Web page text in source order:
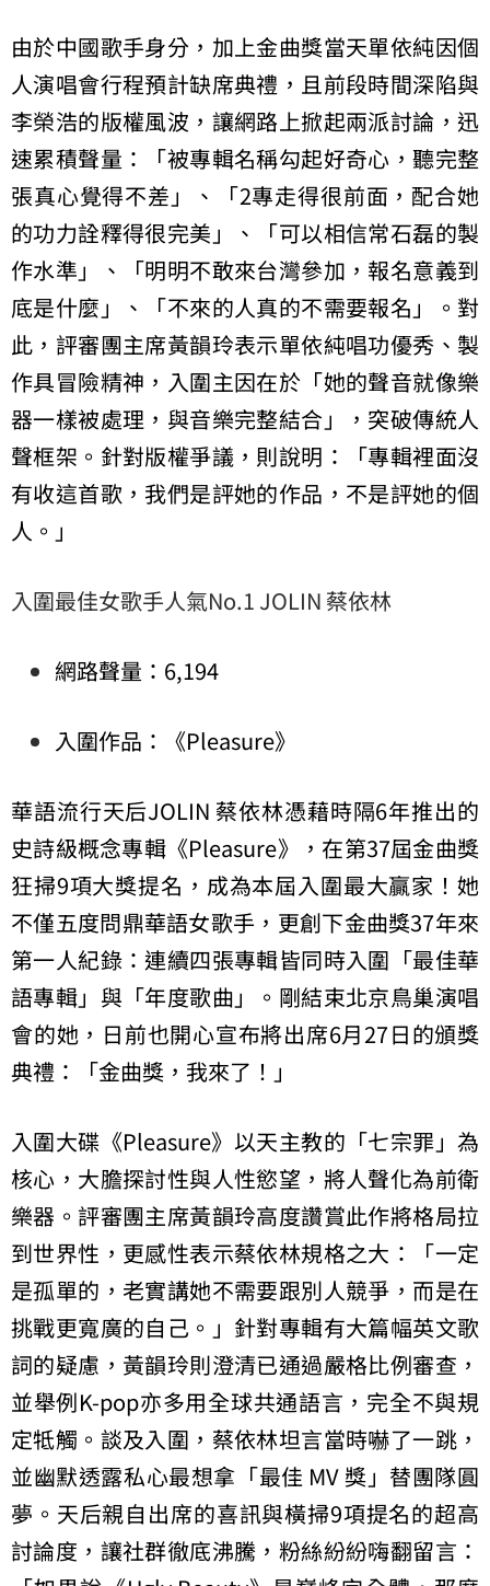
由於中國歌手身分，加上金曲獎當天單依純因個
人演唱會行程預計缺席典禮，且前段時間深陷與
李榮浩的版權風波，讓網路上掀起兩派討論，迅
速累積聲量：「被專輯名稱勾起好奇心，聽完整
張真心覺得不差」、「2專走得很前面，配合她
的功力詮釋得很完美」、「可以相信常石磊的製
作水準」、「明明不敢來台灣參加，報名意義到
底是什麼」、「不來的人真的不需要報名」。對
此，評審團主席黃韻玲表示單依純唱功優秀、製
作具冒險精神，入圍主因在於「她的聲音就像樂
器一樣被處理，與音樂完整結合」，突破傳統人
聲框架。針對版權爭議，則說明：「專輯裡面沒
有收這首歌，我們是評她的作品，不是評她的個
人。」
入圍最佳女歌手人氣No.1 JOLIN 蔡依林
網路聲量：6,194
入圍作品：《Pleasure》
華語流行天后JOLIN 蔡依林憑藉時隔6年推出的
史詩級概念專輯《Pleasure》，在第37屆金曲獎
狂掃9項大獎提名，成為本屆入圍最大贏家！她
不僅五度問鼎華語女歌手，更創下金曲獎37年來
第一人紀錄：連續四張專輯皆同時入圍「最佳華
語專輯」與「年度歌曲」。剛結束北京鳥巢演唱
會的她，日前也開心宣布將出席6月27日的頒獎
典禮：「金曲獎，我來了！」
入圍大碟《Pleasure》以天主教的「七宗罪」為
核心，大膽探討性與人性慾望，將人聲化為前衛
樂器。評審團主席黃韻玲高度讚賞此作將格局拉
到世界性，更感性表示蔡依林規格之大：「一定
是孤單的，老實講她不需要跟別人競爭，而是在
挑戰更寬廣的自己。」針對專輯有大篇幅英文歌
詞的疑慮，黃韻玲則澄清已通過嚴格比例審查，
並舉例K-pop亦多用全球共通語言，完全不與規
定牴觸。談及入圍，蔡依林坦言當時嚇了一跳，
並幽默透露私心最想拿「最佳 MV 獎」替團隊圓
夢。天后親自出席的喜訊與橫掃9項提名的超高
討論度，讓社群徹底沸騰，粉絲紛紛嗨翻留言：